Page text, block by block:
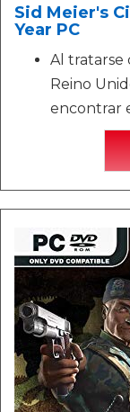
Sid Meier's
Year PC
Al
Reino
encontrar